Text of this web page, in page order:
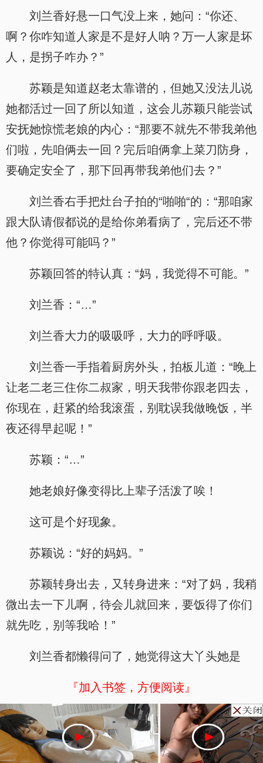
刘兰香好悬一口气没上来，她问：“你还、
啊？你咋知道人家是不是好人呐？万一人家是坏
人，是拐子咋办？”
苏颖是知道赵老太靠谱的，但她又没法儿说
她都活过一回了所以知道，这会儿苏颖只能尝试
安抚她惊慌老娘的内心：“那要不就先不带我弟他
们啦，先咱俩去一回？完后咱俩拿上菜刀防身，
要确定安全了，那下回再带我弟他们去？”
刘兰香右手把灶台子拍的“啪啪“的：“那咱家
跟大队请假都说的是给你弟看病了，完后还不带
他？你觉得可能吗？”
苏颖回答的特认真：“妈，我觉得不可能。”
刘兰香：“…”
刘兰香大力的吸吸呼，大力的呼呼吸。
刘兰香一手指着厨房外头，拍板儿道：“晚上
让老二老三住你二叔家，明天我带你跟老四去，
你现在，赶紧的给我滚蛋，别耽误我做晚饭，半
夜还得早起呢！”
苏颖：“…”
她老娘好像变得比上辈子活泼了唉！
这可是个好现象。
苏颖说：“好的妈妈。”
苏颖转身出去，又转身进来：“对了妈，我稍
微出去一下儿啊，待会儿就回来，要饭得了你们
就先吃，别等我哈！”
刘兰香都懒得问了，她觉得这大丫头她是
『加入书签，方便阅读』